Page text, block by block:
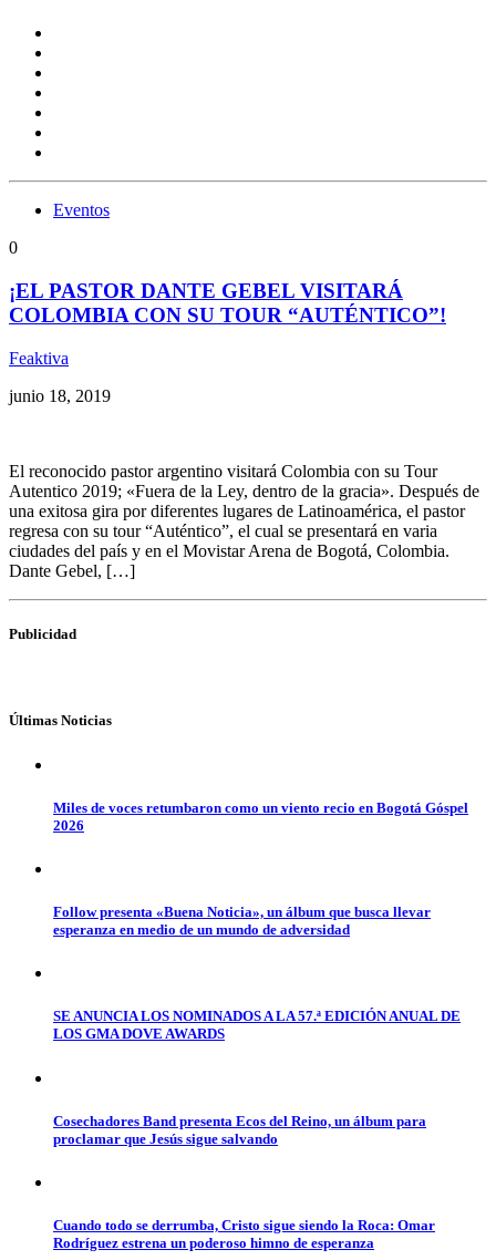
Eventos
0
¡EL PASTOR DANTE GEBEL VISITARÁ
COLOMBIA CON SU TOUR “AUTÉNTICO”!
Feaktiva
junio 18, 2019
El reconocido pastor argentino visitará Colombia con su Tour
Autentico 2019; «Fuera de la Ley, dentro de la gracia». Después de
una exitosa gira por diferentes lugares de Latinoamérica, el pastor
regresa con su tour “Auténtico”, el cual se presentará en varia
ciudades del país y en el Movistar Arena de Bogotá, Colombia.
Dante Gebel, […]
Publicidad
Últimas Noticias
Miles de voces retumbaron como un viento recio en Bogotá Góspel
2026
Follow presenta «Buena Noticia», un álbum que busca llevar
esperanza en medio de un mundo de adversidad
SE ANUNCIA LOS NOMINADOS A LA 57.ª EDICIÓN ANUAL DE
LOS GMA DOVE AWARDS
Cosechadores Band presenta Ecos del Reino, un álbum para
proclamar que Jesús sigue salvando
Cuando todo se derrumba, Cristo sigue siendo la Roca: Omar
Rodríguez estrena un poderoso himno de esperanza